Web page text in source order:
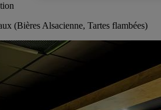
(Bières Alsacienne, Tartes flambées)